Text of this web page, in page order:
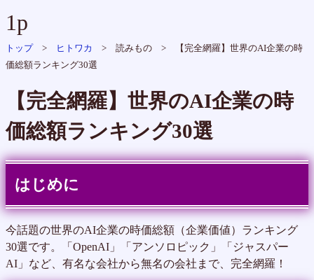
1p
トップ> ヒトワカ
> 読みもの > 【完全網羅】世界のAI企業の時
価総額ランキング30選
【完全網羅】世界のAI企業の時
価総額ランキング30選
はじめに
今話題の世界のAI企業の時価総額（企業価値）ランキング
30選です。「OpenAI」「アンソロピック」「ジャスパー
AI」など、有名な会社から無名の会社まで、完全網羅！